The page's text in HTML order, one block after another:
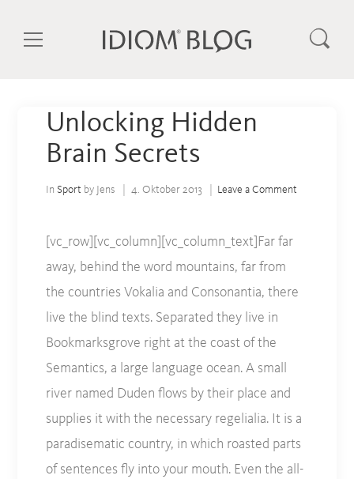
Unlocking Hidden
Brain Secrets
InSport by Jens 4. Oktober 2013 Leave a Comment
[vc_row][vc_column][vc_column_text]Far far
away, behind the word mountains, far from
the countries Vokalia and Consonantia, there
live the blind texts. Separated they live in
Bookmarksgrove right at the coast of the
Semantics, a large language ocean. A small
river named Duden flows by their place and
supplies it with the necessary regelialia. It is a
paradisematic country, in which roasted parts
of sentences fly into your mouth. Even the all-